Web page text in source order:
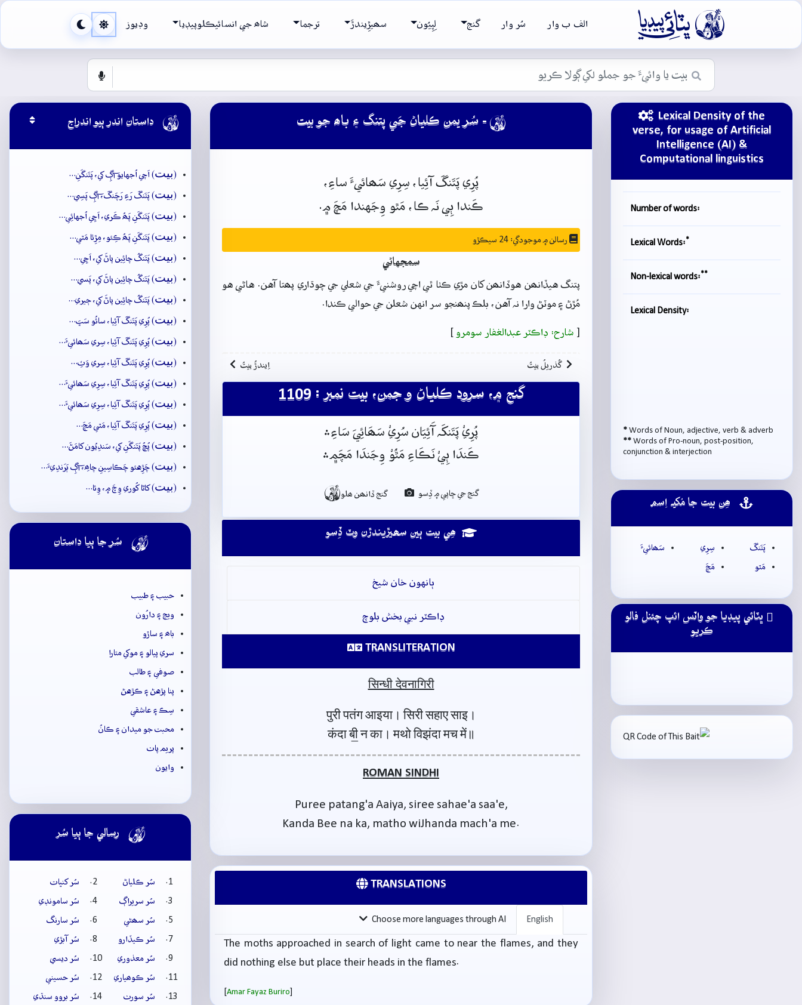
 الف ب وار سُر وار گنج لِپِيُون سھيڙِيندڙَ ترجما شاھ جي انسائيڪلوپيڊيا وڊيوز
Lexical Density of the
verse, for usage of Artificial
Intelligence (AI) &
Computational linguistics
Number of words:
Lexical Words:*
Non-lexical words:**
Lexical Density:
* Words of Noun, adjective, verb & adverb
** Words of Pro-noun, post-position,
conjunction & interjection
ھِن بيت جا مُکيہ اِسم
پَتَنگَ سِرِي
سَھائيءَ
مَٿو
مَچَ
ڀٽائي پيڊيا جو واٽس ائپ چئنل فالو
ڪريو
 - سُر يمن ڪلياڻ جَي پتنگ ۽ باھ جو بيت
پُرِي پَتَنگَ آئِيا، سِرِي سَھائيءَ ساءِ،
ڪَندا ٻِي نَہ ڪا، مَٿو وِجَهندا مَچَ ۾.
رسالن ۾ موجودگي: 24 سيڪڙو
سمجهاڻي
پتنگ هيڏانھن هوڏانھن کان مڙي ڪٺا ٿي اچي روشنيءَ جي شعلي جي چوڌاري پھتا آهن. هاڻي هو
مُڙڻ ۽ موٽڻ وارا نہ آهن، بلڪ پنھنجو سر انهن شعلن جي حوالي ڪندا.
[ شارح: ڊاڪٽر عبدالغفار سومرو ]
گُذريلُ بيتُ اِيندڙُ بيتُ
گنج ۾، سرود ڪلياڻ و جمن، بيت نمبر : 1109
پُرِيْ پَتَنکَہ آَئِيَان سُرِيْ سَھَائِيَ سَاءِ﮶
ڪَندَا ٻِيْ نَڪَاءِ مَٿُوْ وِجَندَا مَچَم﮼﮶
گنج جي ڇاپي ۾ ڏِسو گنج ڏانھن ھلو
ھِي بيت ٻين سھيڙيندڙن وٽ ڏِسو
ٻانهون خان شيخ
ڊاڪٽر نبي بخش بلوچ
TRANSLITERATION
सिन्धी देवनागिरी
पुरी पतंग आइया। सिरी सहाए साइ।
कंदा बी॒ न का। मथो विझंदा मच में॥
ROMAN SINDHI
Puree patang'a Aaiya, siree sahae'a saa'e,
Kanda Bee na ka, matho wiJhanda mach'a me.
TRANSLATIONS
English
Choose more languages through AI
The moths approached in search of light came to near the flames, and they
did nothing else but place their heads in the flames.
[Amar Fayaz Buriro
 داستان اندر ٻيو اندراج
(بيت) اَچي اُجهايو آڳِ کي، پَتَنگَنِ…
(بيت) پَتَنگَ رَءِ رَچَنگَ، آڳِ پَسِي…
(بيت) پَتَنگَنِ پَھُ ڪَري، اَچِي اُجهائِي…
(بيت) پَتَنگَنِ پَھُ ڪِئو، مِڙِئا مَٿي…
(بيت) پَتَنگُ چائِين پاڻَ کي، اَچِي…
(بيت) پَتَنگُ چائِين پاڻَ کي، پَسي…
(بيت) پَتَنگُ چائِين پاڻَ کي، ڄيري…
(بيت) پُرِي پَتَنگَ آئِيا، سائُو سَڀَ…
(بيت) پُرِي پَتَنگَ آئِيا، سِري سَھائيءَ…
(بيت) پُرِي پَتَنگَ آئِيا، سِري وَٽِ…
(بيت) پُرِي پَتَنگَ آئِيا، سِرِي سَھائيءَ…
(بيت) پُرِي پَتَنگَ آئِيا، سِرِي سَھائيءَ…
(بيت) پُرِي پَتَنگَ آئِيا، مَٿي مَچَ…
(بيت) پُڇُ پَتَنگَنِ کي، سَندِيُون کامَڻَ…
(بيت) چَڙِهئو چَڪاسِينِ چاھِ، آڳِ ٻَرَندِيءَ…
(بيت) کاڻا کُوري وِچَ ۾، وِئا…
 سُر جا ٻيا داستان
حبيب ۽ طبيب
ويڄ ۽ دارُون
باھ ۽ ساڙو
سري پيالو ۽ موکي متارا
صوفي ۽ طالب
پنا پڙهڻ ۽ ڪڙهڻ
سِڪ ۽ عاشقي
محبت جو ميدان ۽ ڪانُ
پريم پاٺ
وايون
 رسالي جا ٻيا سُر
سُر ڪلياڻ
سُر کنڀات
سُر سريراڳ
سُر سامونڊي
سُر سھڻي
سُر سارنگ
سُر ڪيڏارو
سُر آبڙي
سُر معذوري
سُر ديسي
سُر ڪوھياري
سُر حسيني
سُر سورٺ
سُر بروو سنڌي